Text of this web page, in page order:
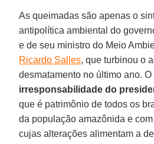
As queimadas são apenas o
antipolítica ambiental do
e de seu ministro do Meio
Ricardo Salles, que turbinou o
desmatamento no último ano. O
irresponsabilidade do
que é patrimônio de todos os
da população amazônida e
cujas alterações alimentam a